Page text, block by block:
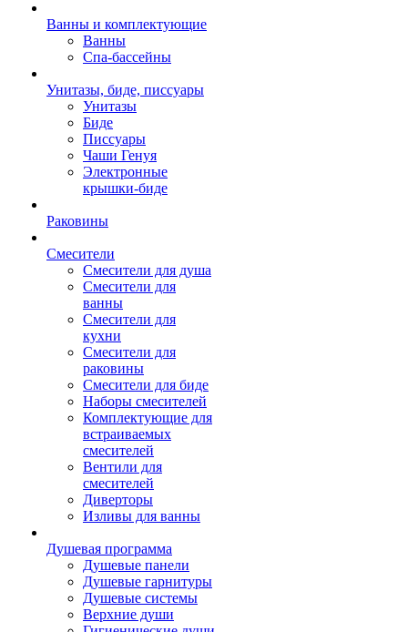
Ванны и комплектующие
Ванны
Спа-бассейны
Унитазы, биде, писсуары
Унитазы
Биде
Писсуары
Чаши Генуя
Электронные
крышки-биде
Раковины
Смесители
Смесители для душа
Смесители для
ванны
Смесители для
кухни
Смесители для
раковины
Смесители для биде
Наборы смесителей
Комплектующие для
встраиваемых
смесителей
Вентили для
смесителей
Диверторы
Изливы для ванны
Душевая программа
Душевые панели
Душевые гарнитуры
Душевые системы
Верхние души